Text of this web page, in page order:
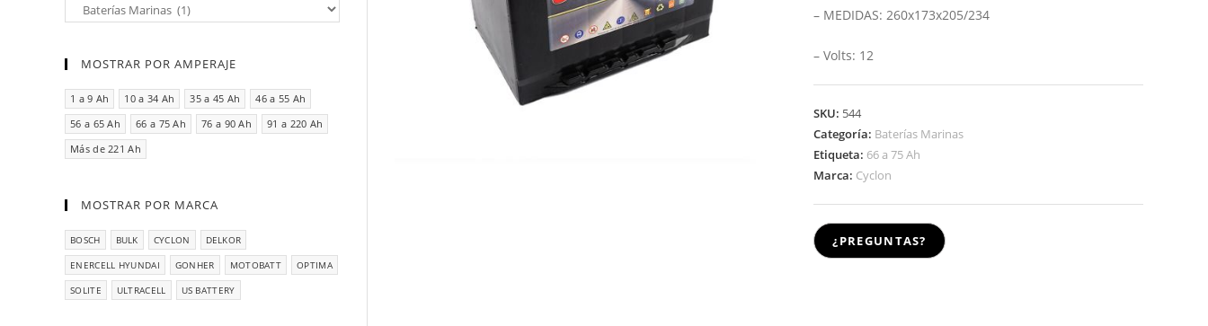
– MEDIDAS: 260x173x205/234
– Volts: 12
SKU: 544
Categoría: Baterías Marinas
Etiqueta: 66 a 75 Ah
Marca: Cyclon
MOSTRAR POR AMPERAJE
1 a 9 Ah 10 a 34 Ah 35 a 45 Ah
46 a 55 Ah
56 a 65 Ah
66 a 75 Ah 76 a 90 Ah
91 a 220 Ah
Más de 221 Ah
MOSTRAR POR MARCA
BOSCH BULK CYCLON
DELKOR
ENERCELL HYUNDAI
GONHER MOTOBATT
OPTIMA
SOLITE
ULTRACELL US BATTERY